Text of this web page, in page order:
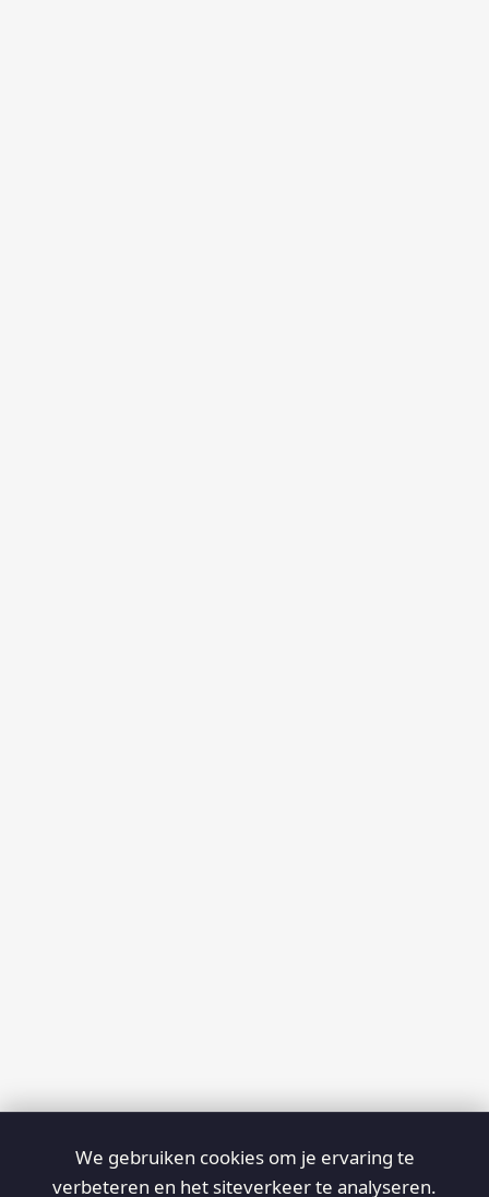
We gebruiken cookies om je ervaring te
verbeteren en het siteverkeer te analyseren.